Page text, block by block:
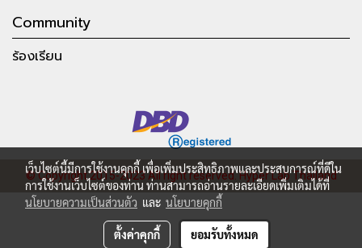
Community
ร้องเรียน
© Copyright 2015-2023 All right reserved.Hyper Lab Thailand
เว็บไซต์นี้มีการใช้งานคุกกี้ เพื่อเพิ่มประสิทธิภาพและประสบการณ์ที่ดีใน
การใช้งานเว็บไซต์ของท่าน ท่านสามารถอ่านรายละเอียดเพิ่มเติมได้ที่
นโยบายความเป็นส่วนตัว และ นโยบายคุกกี้
ตั้งค่าคุกกี้ ยอมรับทั้งหมด